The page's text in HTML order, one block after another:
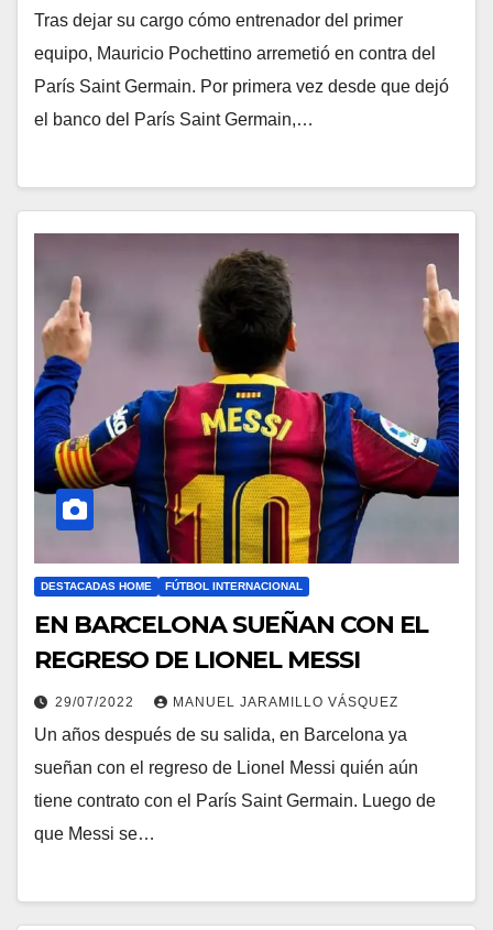
Tras dejar su cargo cómo entrenador del primer
equipo, Mauricio Pochettino arremetió en contra del
París Saint Germain. Por primera vez desde que dejó
el banco del París Saint Germain,…
DESTACADAS HOME FÚTBOL INTERNACIONAL
EN BARCELONA SUEÑAN CON EL
REGRESO DE LIONEL MESSI
29/07/2022 MANUEL JARAMILLO VÁSQUEZ
Un años después de su salida, en Barcelona ya
sueñan con el regreso de Lionel Messi quién aún
tiene contrato con el París Saint Germain. Luego de
que Messi se…